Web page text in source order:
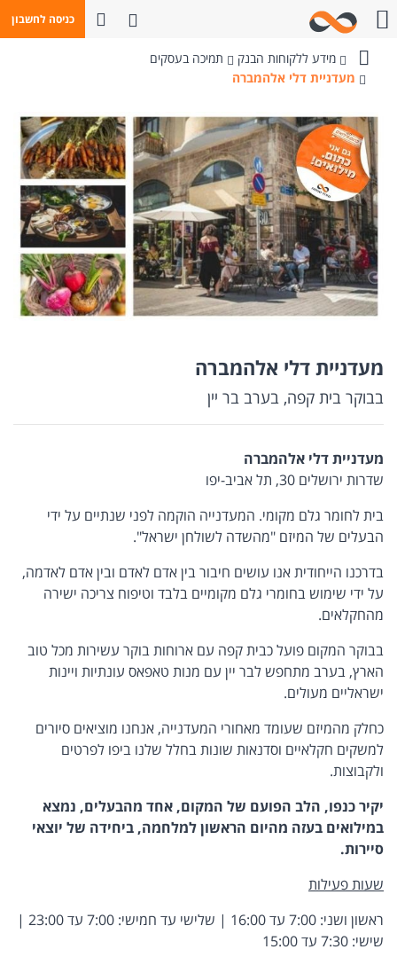
כניסה לחשבון
פתח חיפושחייגו אלינו
בנק
מידע ללקוחות הבנק
תמיכה בעסקים
מעדניית דלי אלהמברה
מעדניית דלי אלהמברה
בבוקר בית קפה, בערב בר יין
מעדניית דלי אלהמברה
שדרות ירושלים 30, תל אביב-יפו
בית לחומר גלם מקומי. המעדנייה הוקמה לפני שנתיים על ידי
הבעלים של המיזם "מהשדה לשולחן ישראל".
בדרכנו הייחודית אנו עושים חיבור בין אדם לאדם ובין אדם לאדמה,
על ידי שימוש בחומרי גלם מקומיים בלבד וטיפוח צריכה ישירה
מהחקלאים.
בבוקר המקום פועל כבית קפה עם ארוחות בוקר עשירות מכל טוב
הארץ, בערב מתחפש לבר יין עם מנות טאפאס עונתיות ויינות
ישראליים מעולים.
כחלק מהמיזם שעומד מאחורי המעדנייה, אנחנו מוציאים סיורים
למשקים חקלאיים וסדנאות שונות בחלל שלנו ביפו לפרטים
ולקבוצות.
יקיר כנפו, הלב הפועם של המקום, אחד מהבעלים, נמצא
במילואים בעזה מהיום הראשון למלחמה, ביחידה של יוצאי
סיירות.
שעות פעילות
ראשון ושני: 7:00 עד 16:00 | שלישי עד חמישי: 7:00 עד 23:00 |
שישי: 7:30 עד 15:00